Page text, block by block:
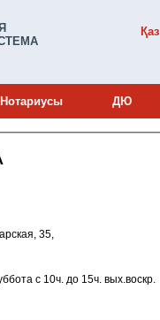
Қаз
Нотариусы ДЮ
35,
суббота с 10ч. до 15ч. вых.воскр.